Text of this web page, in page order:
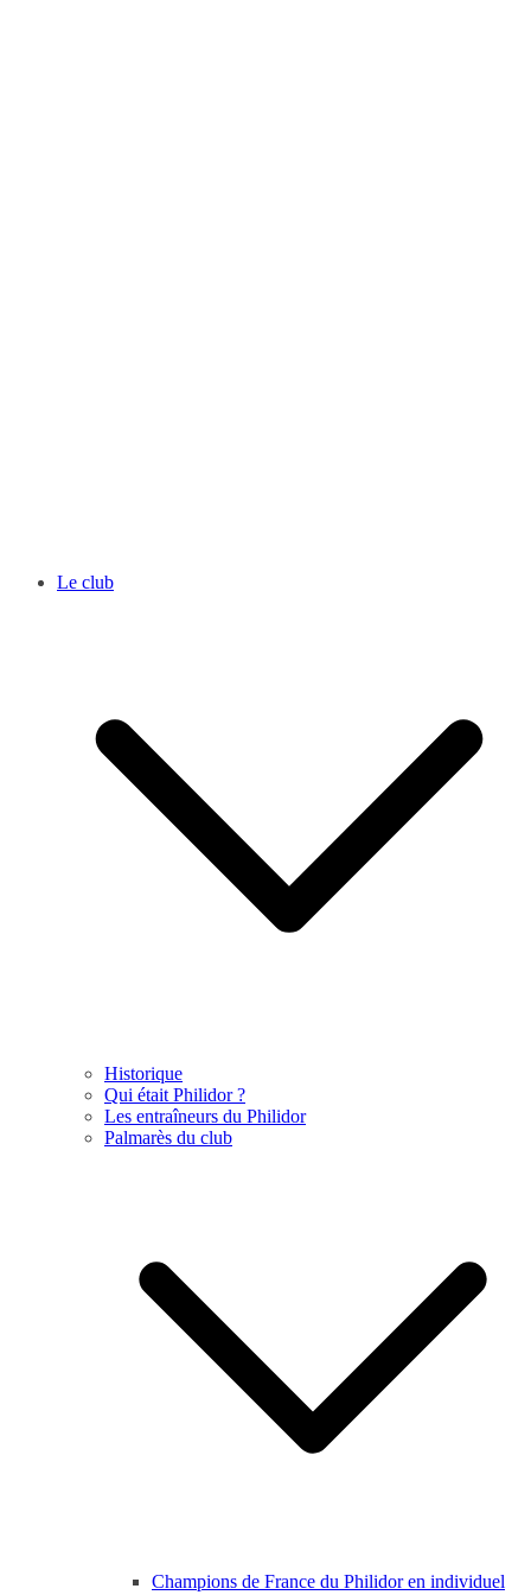
Le club
Historique
Qui était Philidor ?
Les entraîneurs du Philidor
Palmarès du club
Champions de France du Philidor en individuel